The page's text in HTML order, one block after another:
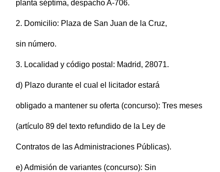
planta séptima, despacho A-706.
2. Domicilio: Plaza de San Juan de la Cruz,
sin número.
3. Localidad y código postal: Madrid, 28071.
d) Plazo durante el cual el licitador estará
obligado a mantener su oferta (concurso): Tres meses
(artículo 89 del texto refundido de la Ley de
Contratos de las Administraciones Públicas).
e) Admisión de variantes (concurso): Sin